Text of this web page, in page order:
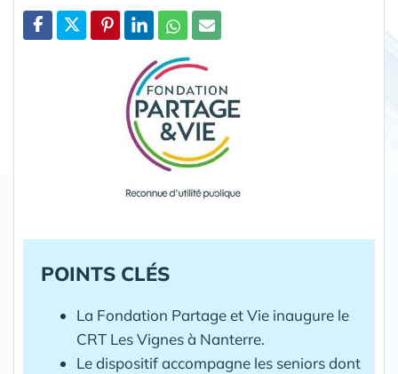
POINTS CLÉS
La Fondation Partage et Vie inaugure le
CRT Les Vignes à Nanterre.
Le dispositif accompagne les seniors dont